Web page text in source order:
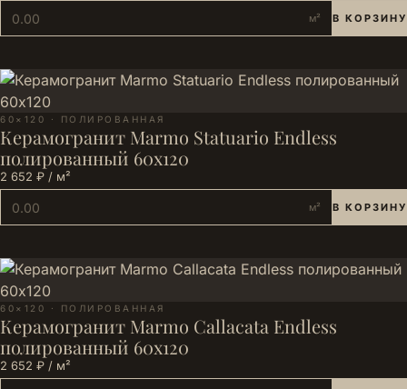
м² В КОРЗИНУ
60×120 · ПОЛИРОВАННАЯ
Керамогранит Marmo Statuario Endless
полированный 60х120
2 652 ₽ / м²
м² В КОРЗИНУ
60×120 · ПОЛИРОВАННАЯ
Керамогранит Marmo Callacata Endless
полированный 60х120
2 652 ₽ / м²